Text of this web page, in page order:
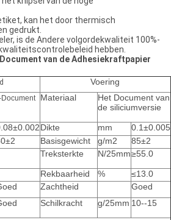
kan het door thermisch
gedrukt.
is de Andere volgordekwaliteit 100%-
hebben.
van de Adhesiekraftpapier
Voering
Materiaal
Het Document van
de siliciumversie
Dikte mm
0.1±0.005
Basisgewicht g/m2
85±2
Treksterkte N/25mm≥55.0
Rekbaarheid %
≤13.0
Zachtheid
Goed
Schilkracht g/25mm 10--15